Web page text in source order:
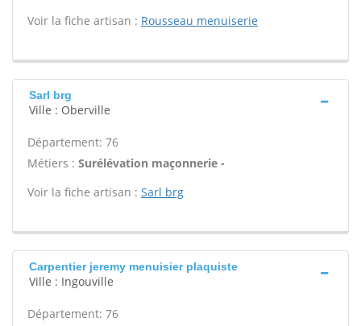
Voir la fiche artisan : Rousseau menuiserie
Sarl brg
Ville : Oberville
Département: 76
Métiers : Surélévation maçonnerie -
Voir la fiche artisan : Sarl brg
Carpentier jeremy menuisier plaquiste
Ville : Ingouville
Département: 76